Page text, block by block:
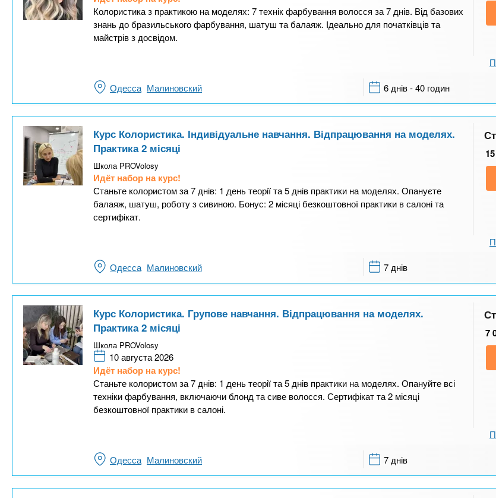
Колористика з практикою на моделях: 7 технік фарбування волосся за 7 днів. Від базових
знань до бразильського фарбування, шатуш та балаяж. Ідеально для початківців та
майстрів з досвідом.
Одесса Малиновский 6 днів - 40 годин
Курс Колористика. Індивідуальне навчання. Відпрацювання на моделях.
Практика 2 місяці
Школа PROVolosy
Идёт набор на курс!
Станьте колористом за 7 днів: 1 день теорії та 5 днів практики на моделях. Опануєте
балаяж, шатуш, роботу з сивиною. Бонус: 2 місяці безкоштовної практики в салоні та
сертифікат.
Одесса Малиновский 7 днів
Курс Колористика. Групове навчання. Відпрацювання на моделях.
Практика 2 місяці
Школа PROVolosy
10 августа 2026
Идёт набор на курс!
Станьте колористом за 7 днів: 1 день теорії та 5 днів практики на моделях. Опануйте всі
техніки фарбування, включаючи блонд та сиве волосся. Сертифікат та 2 місяці
безкоштовної практики в салоні.
7
Одесса Малиновский 7 днів